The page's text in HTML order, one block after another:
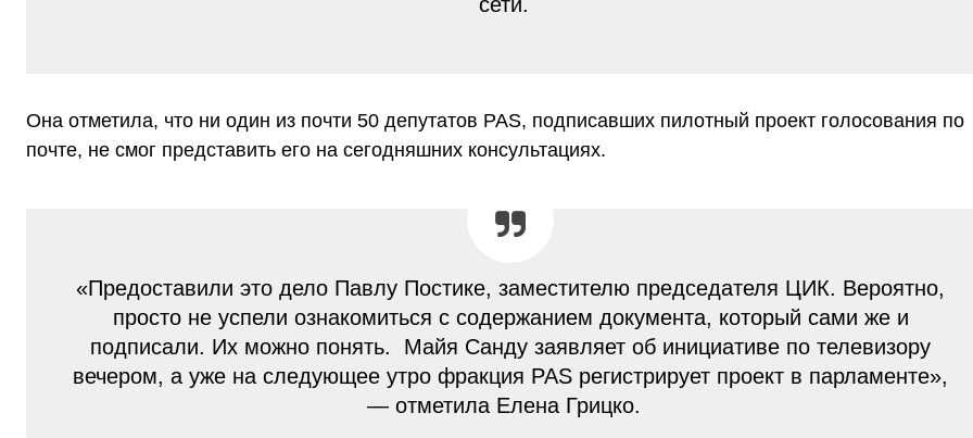
Она отметила, что ни один из почти 50 депутатов PAS, подписавших пилотный проект голосования по
почте, не смог представить его на сегодняшних консультациях.
«Предоставили это дело Павлу Постике, заместителю председателя ЦИК. Вероятно,
просто не успели ознакомиться с содержанием документа, который сами же и
подписали. Их можно понять. Майя Санду заявляет об инициативе по телевизору
вечером, а уже на следующее утро фракция PAS регистрирует проект в парламенте»,
— отметила Елена Грицко.